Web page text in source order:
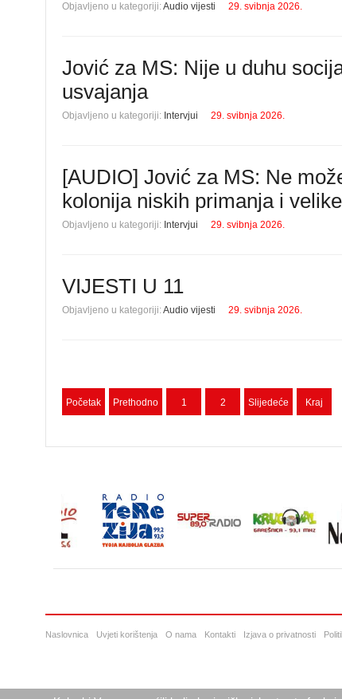
Objavljeno u kategoriji:Audio vijesti 29. svibnja 2026.
Jović za MS: Nije u duhu
usvajanja
Objavljeno u kategoriji: Intervjui 29. svibnja 2026.
[AUDIO] Jović za MS: Ne
kolonija niskih primanja i
Objavljeno u kategoriji: Intervjui 29. svibnja 2026.
VIJESTI U 11
Objavljeno u kategoriji:Audio vijesti 29. svibnja 2026.
Početak Prethodno 1 2 Slijedeće Kraj
Naslovnica Uvjeti korištenja O nama Kontakti Izjava o privatnosti